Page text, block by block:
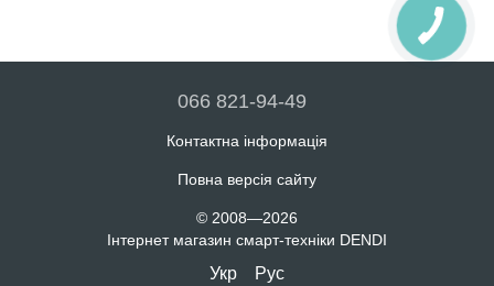
066 821-94-49
Контактна інформація
Повна версія сайту
© 2008—2026
Інтернет магазин смарт-техніки DENDI
Укр Рус